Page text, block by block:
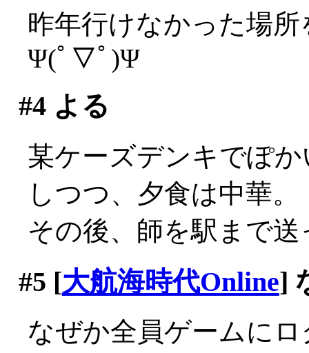
昨年行けなかった場
Ψ(ﾟ▽ﾟ)Ψ
#4よる
某ケーズデンキでぽ
しつつ、夕食は中華。
その後、師を駅まで
#5 [大航海時代Online]
なぜか全員ゲームに